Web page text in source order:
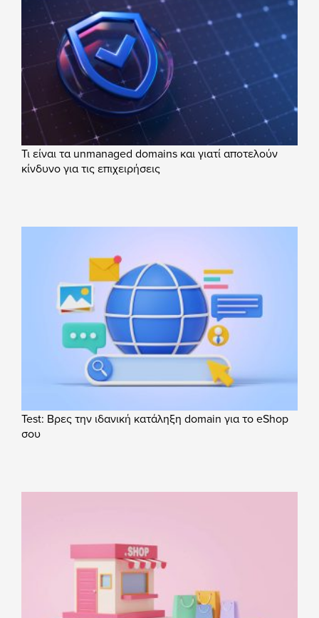
Τι είναι τα unmanaged domains και γιατί αποτελούν
κίνδυνο για τις επιχειρήσεις
Test: Βρες την ιδανική κατάληξη domain για το eShop
σου